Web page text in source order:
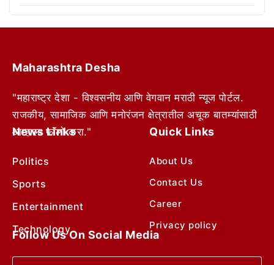
Maharashtra Desha
"महाराष्ट्र देशा - विश्वसनीय आणि वेगवान मराठी न्यूज पोर्टल.
राजकीय, सामाजिक आणि मनोरंजन क्षेत्रातील अचूक बातम्यांसाठी
आम्हाला फॉलो करा."
News Links
Politics
Sports
Entertainment
Technology
Quick Links
About Us
Contact Us
Career
Privacy policy
Follow Us On Social Media